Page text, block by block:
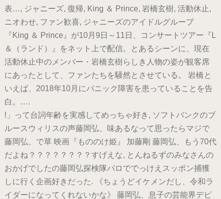
表…, ジャニーズ, 復帰, King ＆ Prince, 岩橋玄樹, 活動休止,
ニオわせ, ファン歓喜, ジャニーズのアイドルグループ
『King ＆ Prince』が10月9日～11日、コンサートツアー『L
＆（ランド）』をネット上で配信。とあるシーンに、現在
活動休止中のメンバー・岩橋玄樹らしき人物の姿が観客席
にあったとして、ファンたちを騒然とさせている。 岩橋と
いえば、2018年10月にパニック障害を患っていることを告
白。….
!」って台詞年齢を実感してめっちゃ好き, ソフトバンクのブ
ルースウィリスの声藤岡弘、味あるなって思ったらマジで
藤岡弘、で草 映画『もののけ姫』 加藤剛 藤岡弘、もう70代
だよね？？？？？？？？すげえな, とんねるずのみなさんの
おかげでしたの藤岡弘探検隊パロででっけえスッポン捕獲
しに行く企画好きだった. 《ちょうどイケメンだし、令和ラ
イダーになってくれないかな》 藤岡弘、息子の芸能界デビ